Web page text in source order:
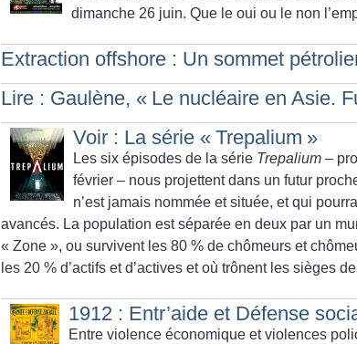
dimanche 26 juin. Que le oui ou le non
Extraction offshore : Un sommet
Lire : Gaulène, « Le nucléaire en Asie.
Voir : La série « Trepalium »
Les six épisodes de la série Trepalium –
février – nous projettent dans un futur
n’est jamais nommée et située, et qui
avancés. La population est séparée en deux par un
« Zone », ou survivent les 80 % de chômeurs et
les 20 % d’actifs et d’actives et où trônent les sièges
1912 : Entr’aide et Défense
Entre violence économique et violences